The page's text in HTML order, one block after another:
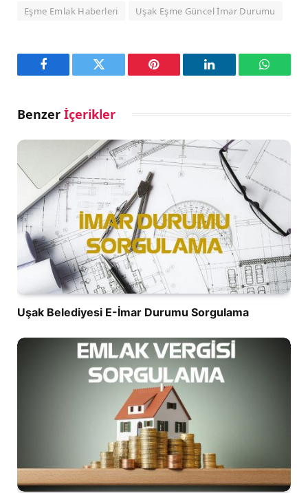
Eşme Emlak Haberleri Uşak Eşme Güncel İmar Durumu
Facebook Twitter Pinterest LinkedIn
Benzer İçerikler
Uşak Belediyesi E-İmar Durumu Sorgulama